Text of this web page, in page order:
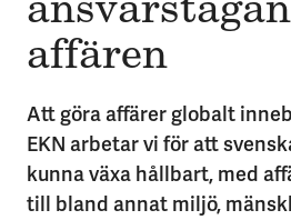
affären
Att göra affärer globalt
EKN arbetar vi för att
kunna växa hållbart, med
till bland annat miljö,